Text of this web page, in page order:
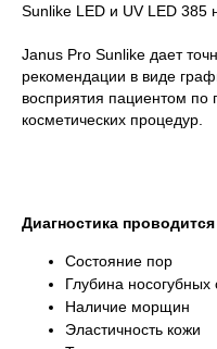
Sunlike LED и UV LED 385
Janus Pro Sunlike дает
рекомендации в виде
восприятия пациентом по
косметических процедур.
Диагностика
Состояние пор
Глубина носогубных
Наличие морщин
Эластичность кожи